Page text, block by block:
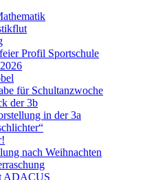
Profil Sportschule
für Schultanzwoche
der 3b
in der 3a
nach Weihnachten
ADACUS